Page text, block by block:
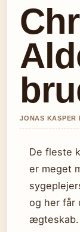
JONAS KASPER
De fleste
er meget
og her får
ægteskab.